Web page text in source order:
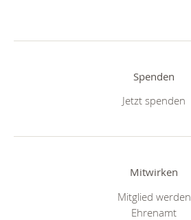
Spenden
Jetzt spenden
Mitwirken
Mitglied werden
Ehrenamt